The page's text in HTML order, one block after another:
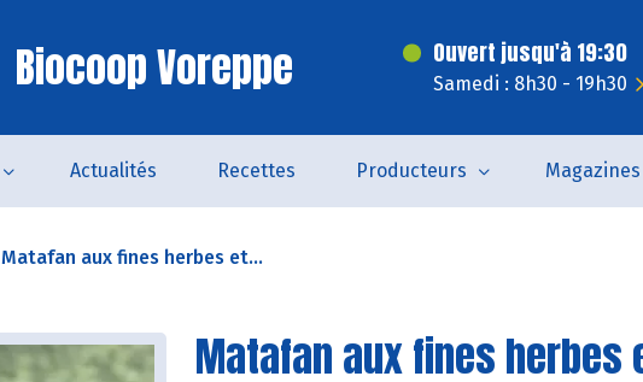
Biocoop Voreppe Ouvert jusqu'à 19:30
Samedi : 8h30 - 19h30
Actualités Recettes Producteurs Magazines
Matafan aux fines herbes et...
Matafan aux fines herbes